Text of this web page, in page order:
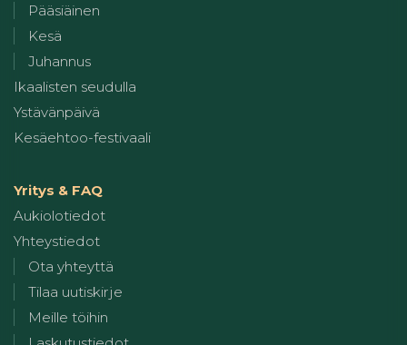
Pääsiäinen
Kesä
Juhannus
Ikaalisten seudulla
Ystävänpäivä
Kesäehtoo-festivaali
Yritys & FAQ
Aukiolotiedot
Yhteystiedot
Ota yhteyttä
Tilaa uutiskirje
Meille töihin